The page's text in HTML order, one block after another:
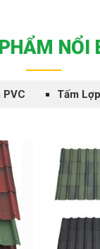
NỔI
PVC Tấm